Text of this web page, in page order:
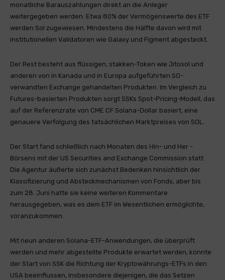
monatliche Barauszahlungen direkt an die Anleger
weitergegeben werden. Etwa 80% der Vermögenswerte des ETF
werden Sol zugewiesen. Mindestens die Hälfte davon wird mit
institutionellen Validatoren wie Galaxy und Figment abgesteckt.
Der Rest besteht aus flüssigen, stakken-Token wie Jitosol und
anderen von in Kanada und in Europa aufgeführten SO-
verwandten Exchange gehandelten Produkten. Im Vergleich zu
Futures-basierten Produkten sorgt SSKs Spot-Pricing-Modell, das
auf der Referenzrate von CME CF Solana-Dollar basiert, eine
genauere Verfolgung des tatsächlichen Marktpreises von SOL.
Der Start fand schließlich nach Monaten des Hin- und Her -
Börsens mit der US Securities and Exchange Commission statt.
Die Agentur äußerte sich zunächst Bedenken hinsichtlich der
Klassifizierung und Absteckmechanismen von Fonds, aber bis
zum 28. Juni hatte sie keine weiteren Kommentare
herausgegeben, was es dem ETF im Wesentlichen ermöglichte,
voranzukommen.
Mit neun anderen Solana-ETF-Anwendungen, die überprüft
werden und mehr abgestellte Produkte erwartet werden, könnte
der Start von SSK die Richtung der Kryptowährungs-ETFs in den
USA beeinflussen, insbesondere diejenigen, die das Setzen